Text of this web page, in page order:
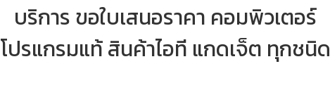
บริการ ขอใบเสนอราคา คอมพิวเตอร์
โปรแกรมแท้ สินค้าไอที แกดเจ็ต ทุกชนิด